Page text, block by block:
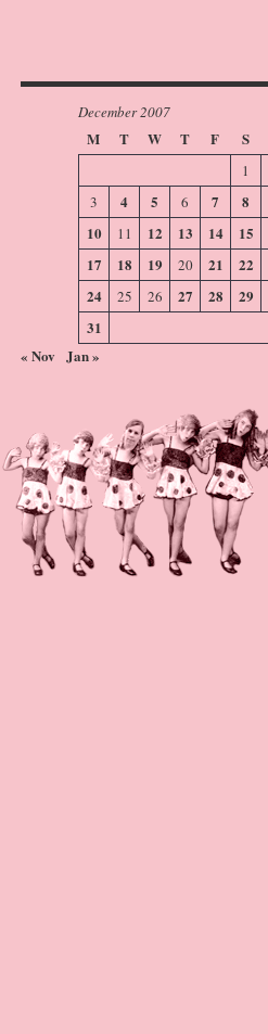
December 2007
M T W T F S
1
3 4 5 6 7 8
10
11 12 13 14 15
17
18 19 20 21 22
24 25 26 27 28 29
31
« Nov Jan »